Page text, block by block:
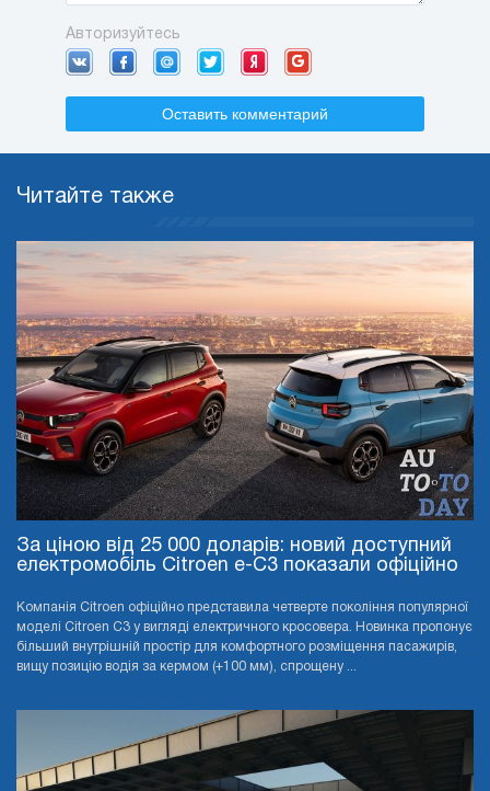
Авторизуйтесь
Оставить комментарий
Читайте также
За ціною від 25 000 доларів: новий доступний
електромобіль Citroen e-C3 показали офіційно
Компанія Citroen офіційно представила четверте покоління популярної
моделі Citroen C3 у вигляді електричного кросовера. Новинка пропонує
більший внутрішній простір для комфортного розміщення пасажирів,
вищу позицію водія за кермом (+100 мм), спрощену ...